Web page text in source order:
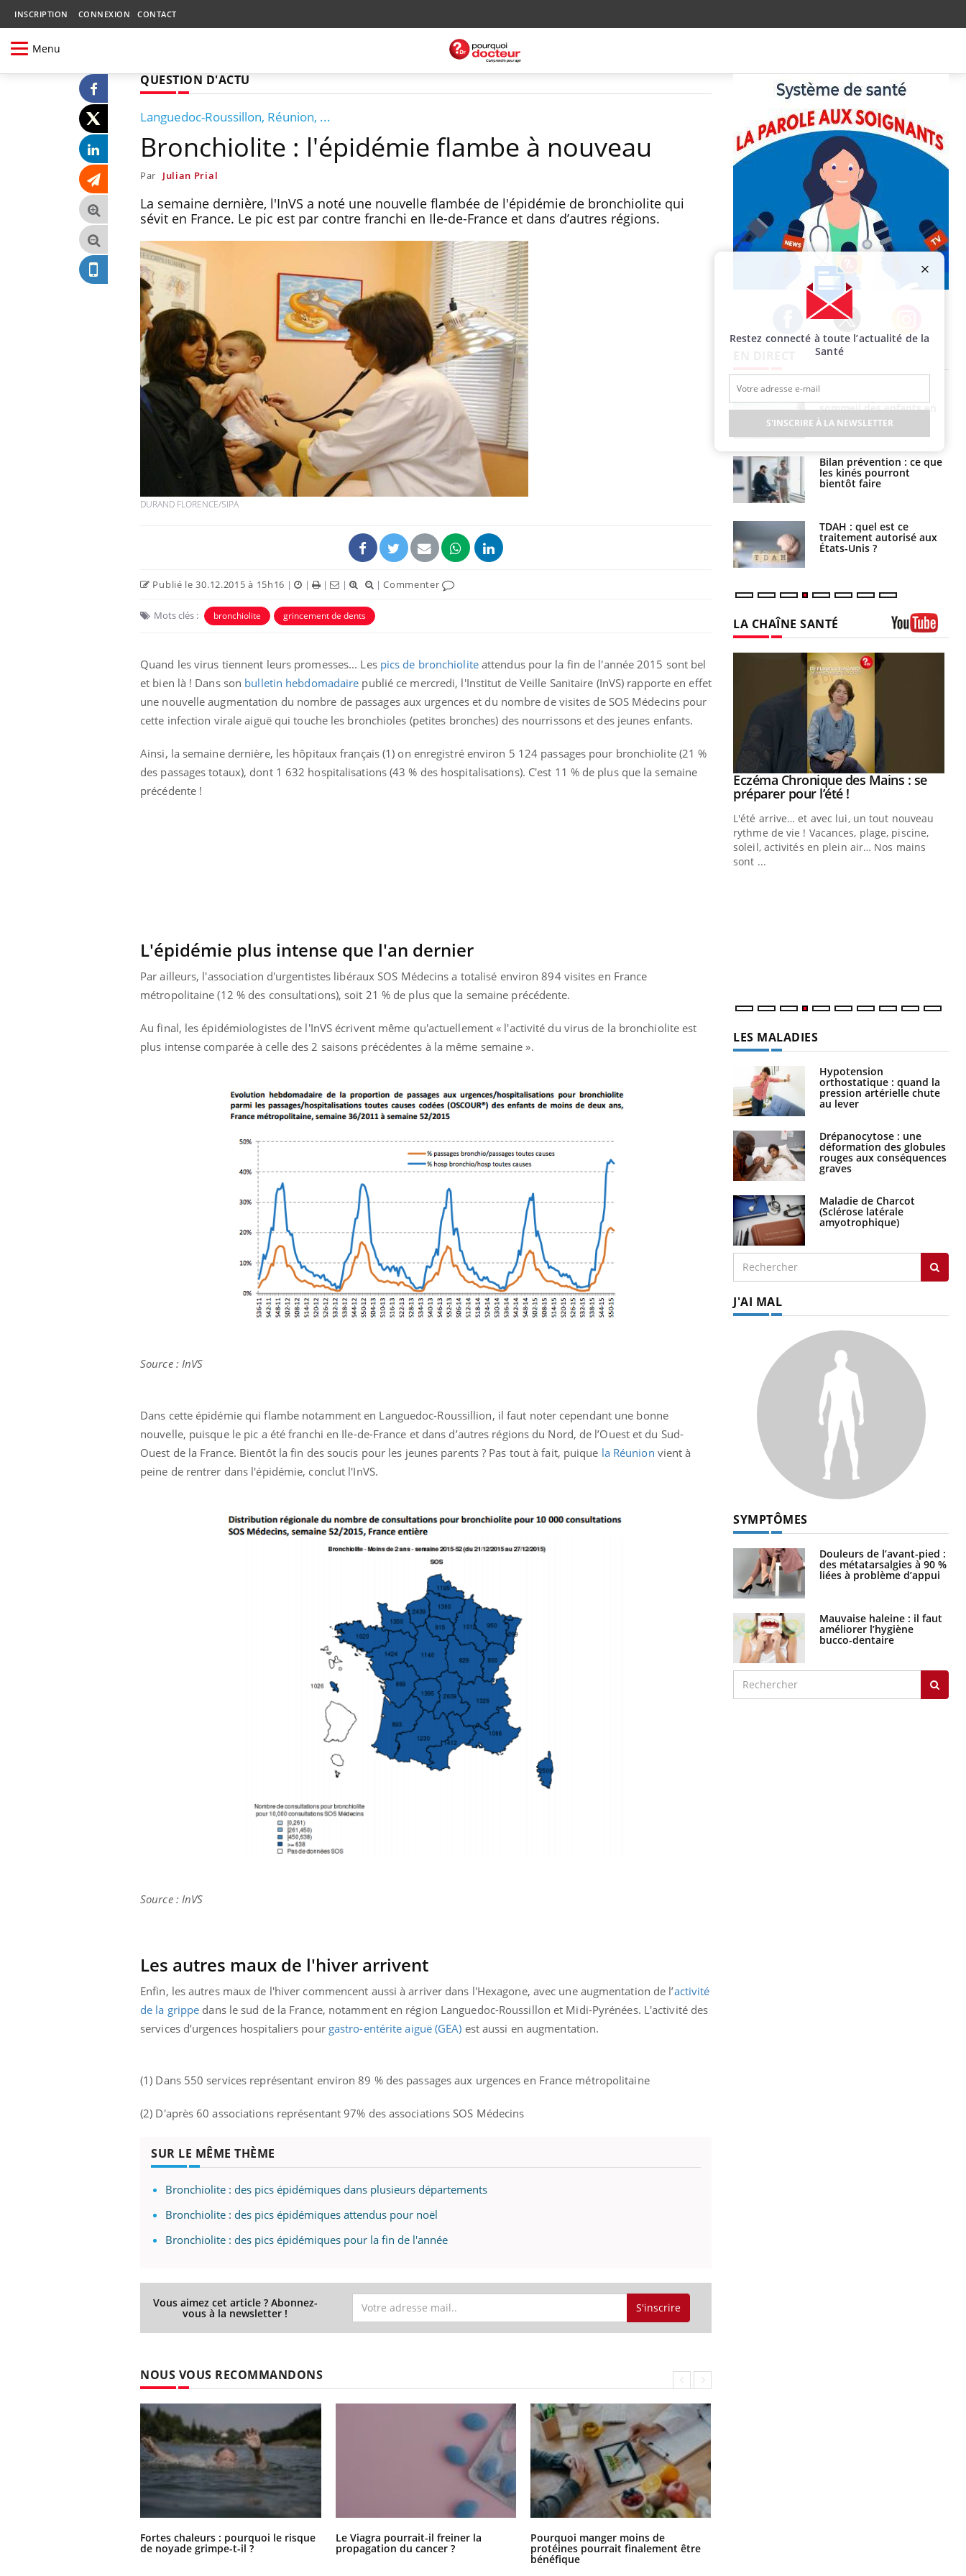
INSCRIPTION CONNEXION CONTACT
Menu
QUESTION D'ACTU
Languedoc-Roussillon, Réunion, ...
Bronchiolite : l'épidémie flambe à nouveau
Par Julian Prial
La semaine dernière, l'InVS a noté une nouvelle flambée de l'épidémie de bronchiolite qui
sévit en France. Le pic est par contre franchi en Ile-de-France et dans d’autres régions.
DURAND FLORENCE/SIPA
Publié le 30.12.2015 à 15h16 | | | | |Commenter
Mots clés : bronchiolite grincement de dents
Quand les virus tiennent leurs promesses... Les pics de bronchioliteattendus pour la fin de l'année 2015 sont bel
et bien là ! Dans son bulletin hebdomadaire publié ce mercredi, l'Institut de Veille Sanitaire (InVS) rapporte en effet
une nouvelle augmentation du nombre de passages aux urgences et du nombre de visites de SOS Médecins pour
cette infection virale aiguë qui touche les bronchioles (petites bronches) des nourrissons et des jeunes enfants.
Ainsi, la semaine dernière, les hôpitaux français (1) on enregistré environ 5 124 passages pour bronchiolite (21 %
des passages totaux), dont 1 632 hospitalisations (43 % des hospitalisations). C'est 11 % de plus que la semaine
précédente !
L'épidémie plus intense que l'an dernier
Par ailleurs, l'association d'urgentistes libéraux SOS Médecins a totalisé environ 894 visites en France
métropolitaine (12 % des consultations), soit 21 % de plus que la semaine précédente.
Au final, les épidémiologistes de l'InVS écrivent même qu'actuellement « l'activité du virus de la bronchiolite est
plus intense comparée à celle des 2 saisons précédentes à la même semaine ».
Source : InVS
Dans cette épidémie qui flambe notamment en Languedoc-Roussillion, il faut noter cependant une bonne
nouvelle, puisque le pic a été franchi en Ile-de-France et dans d’autres régions du Nord, de l’Ouest et du Sud-
Ouest de la France. Bientôt la fin des soucis pour les jeunes parents ? Pas tout à fait, puique la Réunion vient à
peine de rentrer dans l'épidémie, conclut l'InVS.
Source : InVS
Les autres maux de l'hiver arrivent
Enfin, les autres maux de l'hiver commencent aussi à arriver dans l'Hexagone, avec une augmentation de l’activité
de la grippe dans le sud de la France, notamment en région Languedoc-Roussillon et Midi-Pyrénées. L'activité des
services d’urgences hospitaliers pour gastro-entérite aiguë (GEA) est aussi en augmentation.
(1) Dans 550 services représentant environ 89 % des passages aux urgences en France métropolitaine
(2) D'après 60 associations représentant 97% des associations SOS Médecins
SUR LE MÊME THÈME
Bronchiolite : des pics épidémiques dans plusieurs départements
Bronchiolite : des pics épidémiques attendus pour noël
Bronchiolite : des pics épidémiques pour la fin de l'année
Vous aimez cet article ? Abonnez-
vous à la newsletter ! S'inscrire
NOUS VOUS RECOMMANDONS
Fortes chaleurs : pourquoi le risque
de noyade grimpe-t-il ?
Le Viagra pourrait-il freiner la
propagation du cancer ?
Pourquoi manger moins de
protéines pourrait finalement être
bénéfique
Facebook Twitter Instagram
Fortes chaleurs :
pourquoi le risque de
noyade grimpe-t-il ?
Le Viagra pourrait-il
freiner la propagation du
cancer ?
Grossesse et chaleur : ce
que dit la science
Le smartphone nuit-il à
l'apprentissage de la
lecture ?
vacances, elle reste dans
le coma pendant 42 jours
barracuda, une petite fille sommeil des enfants en
vacances ?
Bilan prévention : ce que
les kinés pourront
bientôt faire
TDAH : quel est ce
traitement autorisé aux
États-Unis ?
LA CHAÎNE SANTÉ
Eczéma Chronique des Mains :
expliquer ma maladie
Youtube
Carence en fer : comprendre pour Youtube
Insuline & Charge mentale : et si on Youtube
Eczéma Chronique des Mains : se
préparer pour l’été !Youtube
L'été arrive… et avec lui, un tout nouveau
rythme de vie ! Vacances, plage, piscine,
soleil, activités en plein air… Nos mains
sont ...
LES MALADIES
Hypotension
orthostatique : quand la
pression artérielle chute
au lever
Drépanocytose : une
déformation des globules
rouges aux conséquences
graves
Maladie de Charcot
(Sclérose latérale
amyotrophique)
J'AI MAL
SYMPTÔMES
Douleurs de l’avant-pied :
des métatarsalgies à 90 %
liées à problème d’appui
Mauvaise haleine : il faut
améliorer l’hygiène
bucco-dentaire
Restez connecté à toute l’actualité de la
Santé
S'INSCRIRE À LA NEWSLETTER